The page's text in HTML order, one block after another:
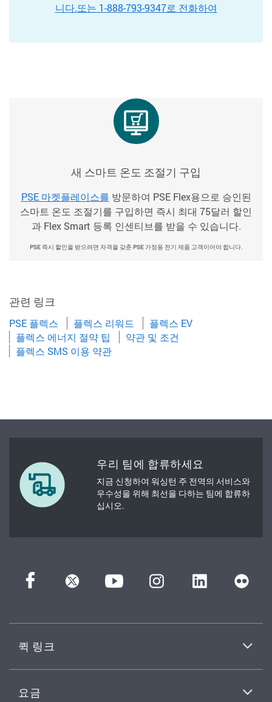
니다.또는 1-888-793-9347로 전화하여
새 스마트 온도 조절기 구입
PSE 마켓플레이스를 방문하여 PSE Flex용으로 승인된
스마트 온도 조절기를 구입하면 즉시 최대 75달러 할인
과 Flex Smart 등록 인센티브를 받을 수 있습니다.
PSE 즉시 할인을 받으려면 자격을 갖춘 PSE 가정용 전기 제품 고객이어야 합니다.
관련 링크
PSE 플렉스 플렉스 리워드
플렉스 EV
플렉스 에너지 절약 팁
약관 및 조건
플렉스 SMS 이용 약관
우리 팀에 합류하세요
지금 신청하여 워싱턴 주 전역의 서비스와
우수성을 위해 최선을 다하는 팀에 합류하
십시오.
퀵 링크
요금